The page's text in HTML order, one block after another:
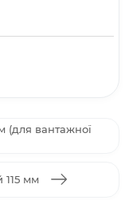
вантажної
мм